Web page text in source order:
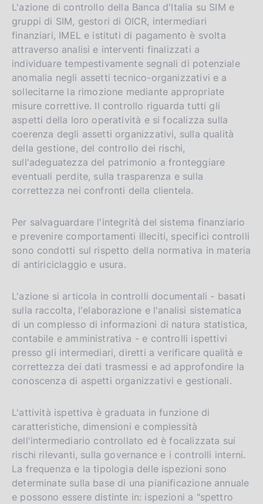
L'azione di controllo della Banca d'Italia su SIM e
gruppi di SIM, gestori di OICR, intermediari
finanziari, IMEL e istituti di pagamento è svolta
attraverso analisi e interventi finalizzati a
individuare tempestivamente segnali di potenziale
anomalia negli assetti tecnico-organizzativi e a
sollecitarne la rimozione mediante appropriate
misure correttive. Il controllo riguarda tutti gli
aspetti della loro operatività e si focalizza sulla
coerenza degli assetti organizzativi, sulla qualità
della gestione, del controllo dei rischi,
sull'adeguatezza del patrimonio a fronteggiare
eventuali perdite, sulla trasparenza e sulla
correttezza nei confronti della clientela.
Per salvaguardare l'integrità del sistema finanziario
e prevenire comportamenti illeciti, specifici controlli
sono condotti sul rispetto della normativa in materia
di antiriciclaggio e usura.
L'azione si articola in controlli documentali - basati
sulla raccolta, l'elaborazione e l'analisi sistematica
di un complesso di informazioni di natura statistica,
contabile e amministrativa - e controlli ispettivi
presso gli intermediari, diretti a verificare qualità e
correttezza dei dati trasmessi e ad approfondire la
conoscenza di aspetti organizzativi e gestionali.
L'attività ispettiva è graduata in funzione di
caratteristiche, dimensioni e complessità
dell'intermediario controllato ed è focalizzata sui
rischi rilevanti, sulla governance e i controlli interni.
La frequenza e la tipologia delle ispezioni sono
determinate sulla base di una pianificazione annuale
e possono essere distinte in: ispezioni a "spettro